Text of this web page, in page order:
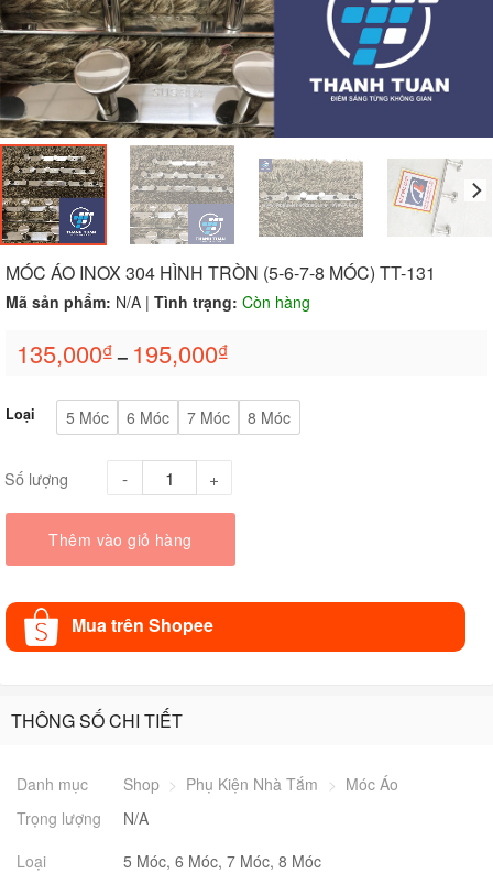
MÓC ÁO INOX 304 HÌNH TRÒN (5-6-7-8 MÓC) TT-131
Mã sản phẩm: N/A | Tình trạng: Còn hàng
135,000₫– 195,000₫
Loại 5 Móc 6 Móc 7 Móc 8 Móc
Số lượng
Thêm vào giỏ hàng
Mua trên Shopee
THÔNG SỐ CHI TIẾT
Danh mục Shop > Phụ Kiện Nhà Tắm > Móc Áo
Trọng lượng
N/A
Loại
5 Móc, 6 Móc, 7 Móc, 8 Móc